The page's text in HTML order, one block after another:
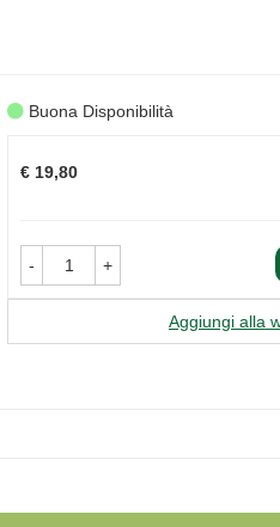
Buona Disponibilità
€ 19,80
- +
Aggiungi alla